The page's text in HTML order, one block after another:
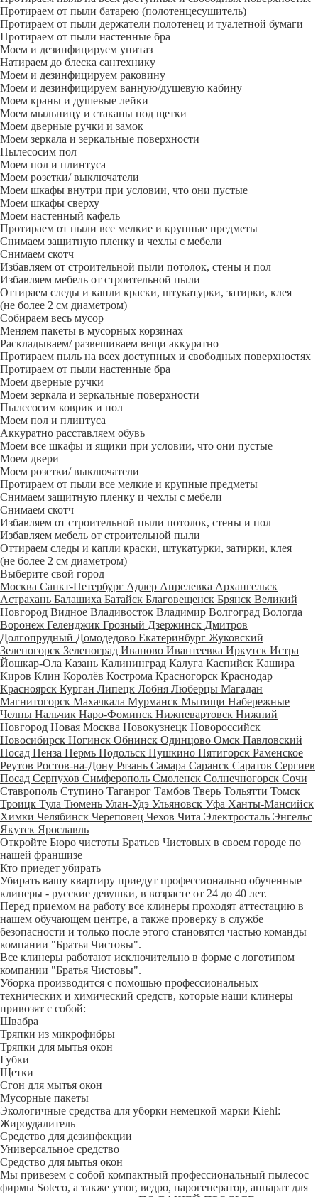
Протираем от пыли батарею (полотенцесушитель)
Протираем от пыли держатели полотенец и туалетной бумаги
Протираем от пыли настенные бра
Моем и дезинфицируем унитаз
Натираем до блеска сантехнику
Моем и дезинфицируем раковину
Моем и дезинфицируем ванную/душевую кабину
Моем краны и душевые лейки
Моем мыльницу и стаканы под щетки
Моем дверные ручки и замок
Моем зеркала и зеркальные поверхности
Пылесосим пол
Моем пол и плинтуса
Моем розетки/ выключатели
Моем шкафы внутри при условии, что они пустые
Моем шкафы сверху
Моем настенный кафель
Протираем от пыли все мелкие и крупные предметы
Снимаем защитную пленку и чехлы с мебели
Снимаем скотч
Избавляем от строительной пыли потолок, стены и пол
Избавляем мебель от строительной пыли
Оттираем следы и капли краски, штукатурки, затирки, клея
(не более 2 см диаметром)
Собираем весь мусор
Меняем пакеты в мусорных корзинах
Раскладываем/ развешиваем вещи аккуратно
Протираем пыль на всех доступных и свободных поверхностях
Протираем от пыли настенные бра
Моем дверные ручки
Моем зеркала и зеркальные поверхности
Пылесосим коврик и пол
Моем пол и плинтуса
Аккуратно расставляем обувь
Моем все шкафы и ящики при условии, что они пустые
Моем двери
Моем розетки/ выключатели
Протираем от пыли все мелкие и крупные предметы
Снимаем защитную пленку и чехлы с мебели
Снимаем скотч
Избавляем от строительной пыли потолок, стены и пол
Избавляем мебель от строительной пыли
Оттираем следы и капли краски, штукатурки, затирки, клея
(не более 2 см диаметром)
Выберите свой город
Москва Санкт-Петербург Адлер Апрелевка Архангельск
Астрахань Балашиха Батайск Благовещенск Брянск Великий
Новгород Видное Владивосток Владимир Волгоград Вологда
Воронеж Геленджик Грозный Дзержинск Дмитров
Долгопрудный Домодедово Екатеринбург Жуковский
Зеленогорск Зеленоград Иваново Ивантеевка Иркутск Истра
Йошкар-Ола Казань Калининград Калуга Каспийск Кашира
Киров Клин Королёв Кострома Красногорск Краснодар
Красноярск Курган Липецк Лобня Люберцы Магадан
Магнитогорск Махачкала Мурманск Мытищи Набережные
Челны Нальчик Наро-Фоминск Нижневартовск Нижний
Новгород Новая Москва Новокузнецк Новороссийск
Новосибирск Ногинск Обнинск Одинцово Омск Павловский
Посад Пенза Пермь Подольск Пушкино Пятигорск Раменское
Реутов Ростов-на-Дону Рязань Самара Саранск Саратов Сергиев
Посад Серпухов Симферополь Смоленск Солнечногорск Сочи
Ставрополь Ступино Таганрог Тамбов Тверь Тольятти Томск
Троицк Тула Тюмень Улан-Удэ Ульяновск Уфа Ханты-Мансийск
Химки Челябинск Череповец Чехов Чита Электросталь Энгельс
Якутск Ярославль
Откройте Бюро чистоты Братьев Чистовых в своем городе по
нашей франшизе
Кто приедет убирать
Убирать вашу квартиру приедут профессионально обученные
клинеры - русские девушки, в возрасте от 24 до 40 лет.
Перед приемом на работу все клинеры проходят аттестацию в
нашем обучающем центре, а также проверку в службе
безопасности и только после этого становятся частью команды
компании "Братья Чистовы".
Все клинеры работают исключительно в форме с логотипом
компании "Братья Чистовы".
Уборка производится с помощью профессиональных
технических и химический средств, которые наши клинеры
привозят с собой:
Швабра
Тряпки из микрофибры
Тряпки для мытья окон
Губки
Щетки
Сгон для мытья окон
Мусорные пакеты
Экологичные средства для уборки немецкой марки Kiehl:
Жироудалитель
Средство для дезинфекции
Универсальное средство
Средство для мытья окон
Мы привезем с собой компактный профессиональный пылесос
фирмы Soteco, а также утюг, ведро, парогенератор, аппарат для